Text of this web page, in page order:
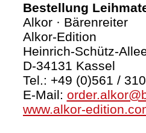
Bestellung
Alkor · Bärenreiter
Alkor-Edition
Heinrich-Schütz-
D-34131 Kassel
Tel.: +49 (0)561 /
E-Mail:
www.alkor-